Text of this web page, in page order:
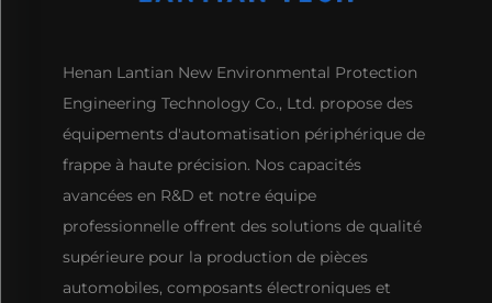
Henan Lantian New Environmental Protection
Engineering Technology Co., Ltd. propose des
équipements d'automatisation périphérique de
frappe à haute précision. Nos capacités
avancées en R&D et notre équipe
professionnelle offrent des solutions de qualité
supérieure pour la production de pièces
automobiles, composants électroniques et